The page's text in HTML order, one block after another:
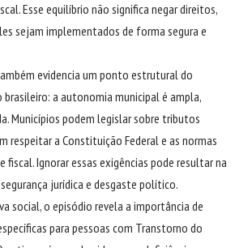
Esse equilíbrio não significa negar direitos,
sejam implementados de forma segura e
evidencia um ponto estrutural do
a autonomia municipal é ampla,
Municípios podem legislar sobre tributos
respeitar a Constituição Federal e as normas
fiscal. Ignorar essas exigências pode resultar na
jurídica e desgaste político.
social, o episódio revela a importância de
para pessoas com Transtorno do